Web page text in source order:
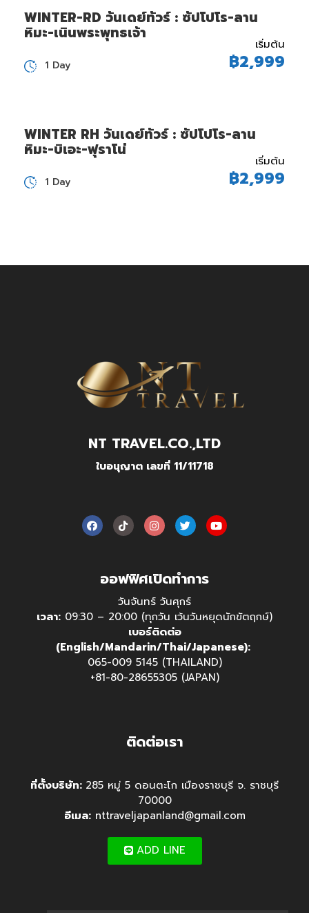
WINTER-RD วันเดย์ทัวร์ : ซัปโปโร-ลาน
หิมะ-เนินพระพุทธเจ้า
เริ่มต้น
฿2,999
1 Day
WINTER RH วันเดย์ทัวร์ : ซัปโปโร-ลาน
หิมะ-บิเอะ-ฟุราโน่
เริ่มต้น
฿2,999
1 Day
NT TRAVEL.CO.,LTD
ใบอนุญาต เลขที่ 11/11718
ออฟฟิศเปิดทำการ
วันจันทร์ วันศุกร์
เวลา: 09:30 – 20:00 (ทุกวัน เว้นวันหยุดนักขัตฤกษ์)
เบอร์ติดต่อ
(English/Mandarin/Thai/Japanese):
065-009 5145 (THAILAND)
+81-80-28655305 (JAPAN)
ติดต่อเรา
ที่ตั้งบริษัท: 285 หมู่ 5 ดอนตะโก เมืองราชบุรี จ. ราชบุรี
70000
อีเมล:nttraveljapanland@gmail.com
ADD LINE